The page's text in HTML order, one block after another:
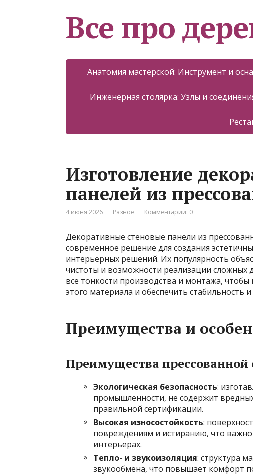
Все про
Анатомия мастерской: Инструмент и
Инженерная столярка: Узлы и
Изготовление
панелей из
4 июня 2026 Разное Комментарии: 0
Декоративные стеновые панели из
современное решение для создания
интерьерных решений. Их популярность
чистоты и возможности реализации сложных
все тонкости производства и монтажа,
этого материала и обеспечить
Преимущества и
Преимущества прессованной
Экологическая безопасность:
промышленности, не содержит
правильной сертификации.
Высокая износостойкость:
повреждениям и истиранию, что
интерьерах.
Тепло- и звукоизоляция: структура
звукообмена, что повышает комфорт